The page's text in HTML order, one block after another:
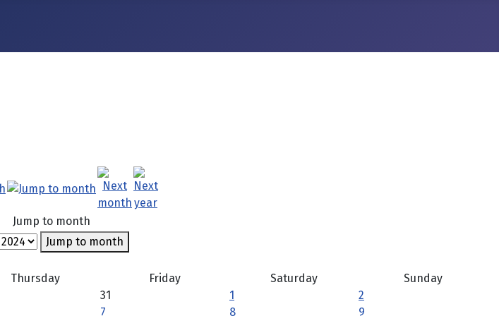
Jump to month
Jump to month
Thursday Friday Saturday
Sunday
31 1
2
7 8
9